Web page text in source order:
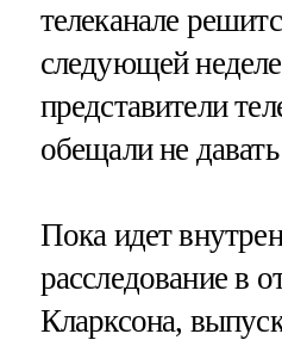
телеканале
следующей
представители
обещали не
Пока идет
расследование в
Кларксона,